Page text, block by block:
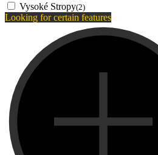
Vysoké Stropy(2)
Looking for certain features